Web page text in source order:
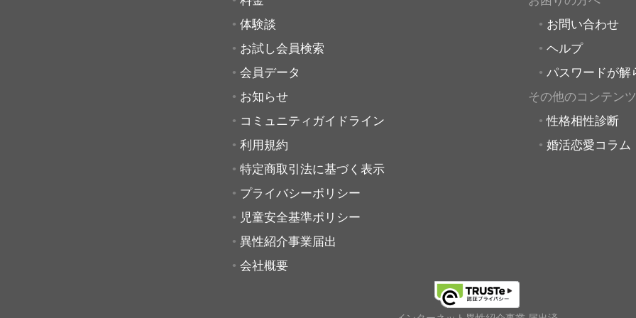
体験談
お試し会員検索
会員データ
お知らせ
コミュニティガイドライン
利用規約
特定商取引法に基づく表示
プライバシーポリシー
児童安全基準ポリシー
異性紹介事業届出
会社概要
お問い合わせ
ヘルプ
パスワードが解
その他のコンテンツ
性格相性診断
婚活恋愛コラム